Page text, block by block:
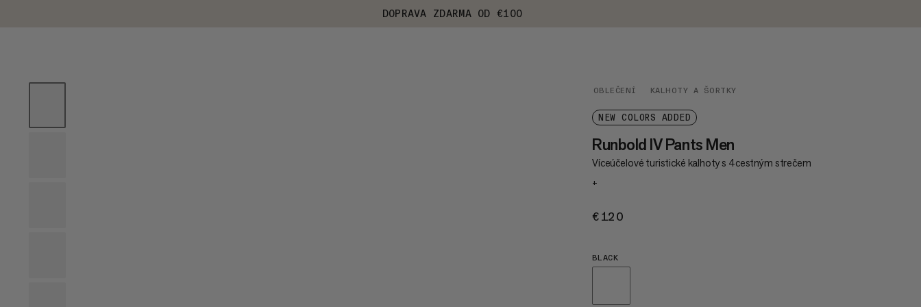
DOPRAVA ZDARMA OD €100
OBLEČENÍ KALHOTY A ŠORTKY
NEW COLORS ADDED
Runbold IV Pants Men
Víceúčelové turistické kalhoty s 4cestným strečem
+
€120
BLACK